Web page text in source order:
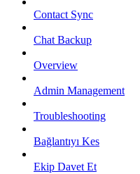
Contact Sync
Chat Backup
Overview
Admin Management
Troubleshooting
Bağlantıyı Kes
Ekip Davet Et